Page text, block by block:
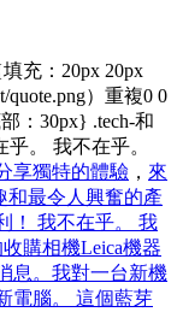
充：20px 20px
quote.png）重複0 0
：30px} .tech-和
。 我不在乎。
享獨特的體驗 ， 來
和最令人興奮的產
！ 我不在乎。 我
購相機Leica機器
息。我對一台新機
電腦。 這個藍芽